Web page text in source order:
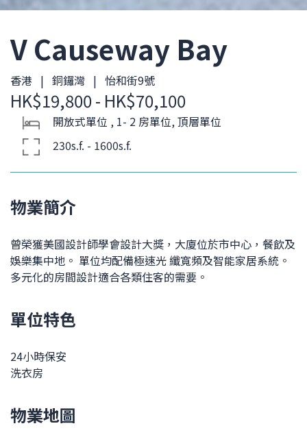
V Causeway Bay
香港 | 銅鑼灣 | 怡和街9號
HK$19,800 - HK$70,100
開放式單位 , 1- 2 房單位, 頂層單位
230s.f. - 1600s.f.
物業簡介
曾榮獲美國設計師學會設計大獎，大廈位於市中心，餐飲及
娛樂集中地。 單位均配備極速光 纖寬頻及智能家居系統。
多元化的房間設計適合各類住客的需要。
單位特色
24小時保安
洗衣房
物業地圖